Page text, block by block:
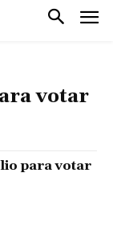
votar
para votar